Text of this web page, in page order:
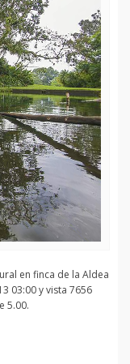
en finca de la Aldea
03:00 y vista 7656
5.00.